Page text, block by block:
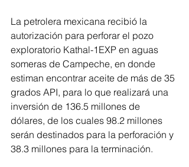
La petrolera mexicana recibió la
autorización para perforar el pozo
exploratorio Kathal-1EXP en aguas
someras de Campeche, en donde
estiman encontrar aceite de más de 35
grados API, para lo que realizará una
inversión de 136.5 millones de
dólares, de los cuales 98.2 millones
serán destinados para la perforación y
38.3 millones para la terminación.